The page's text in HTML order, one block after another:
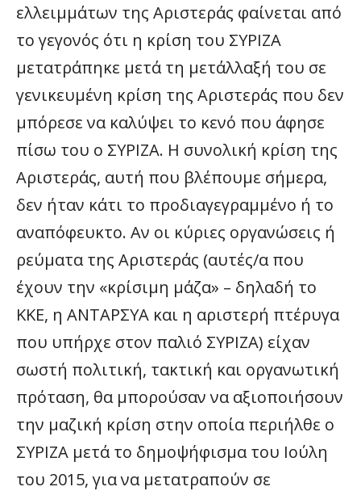
ελλειμμάτων της Αριστεράς φαίνεται από
το γεγονός ότι η κρίση του ΣΥΡΙΖΑ
μετατράπηκε μετά τη μετάλλαξή του σε
γενικευμένη κρίση της Αριστεράς που δεν
μπόρεσε να καλύψει το κενό που άφησε
πίσω του ο ΣΥΡΙΖΑ. Η συνολική κρίση της
Αριστεράς, αυτή που βλέπουμε σήμερα,
δεν ήταν κάτι το προδιαγεγραμμένο ή το
αναπόφευκτο. Αν οι κύριες οργανώσεις ή
ρεύματα της Αριστεράς (αυτές/α που
έχουν την «κρίσιμη μάζα» – δηλαδή το
ΚΚΕ, η ΑΝΤΑΡΣΥΑ και η αριστερή πτέρυγα
που υπήρχε στον παλιό ΣΥΡΙΖΑ) είχαν
σωστή πολιτική, τακτική και οργανωτική
πρόταση, θα μπορούσαν να αξιοποιήσουν
την μαζική κρίση στην οποία περιήλθε ο
ΣΥΡΙΖΑ μετά το δημοψήφισμα του Ιούλη
του 2015, για να μετατραπούν σε